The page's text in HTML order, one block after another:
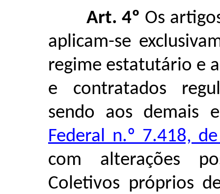
Art. 4º Os
aplicam-se
regime estatutário e
e contratados
sendo aos demais
Federal n.º 7.418,
com alterações
Coletivos próprios